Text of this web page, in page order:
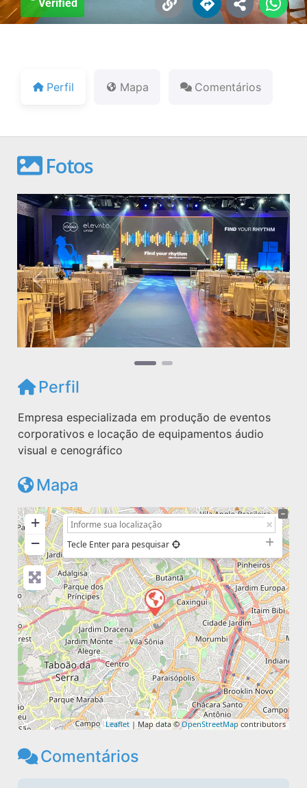
Verified
Perfil Mapa Comentários
Fotos
Anterior
Perfil
Empresa especializada em produção de eventos
corporativos e locação de equipamentos áudio
visual e cenográfico
Mapa
+
−
Tecle Enter para pesquisar
Leaflet | Map data ©OpenStreetMapcontributors
Comentários
1 avaliação